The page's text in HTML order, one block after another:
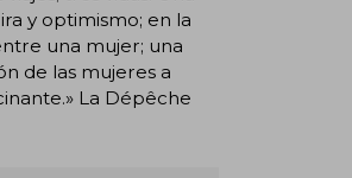
y optimismo; en la
una mujer; una
de las mujeres a
La Dépêche